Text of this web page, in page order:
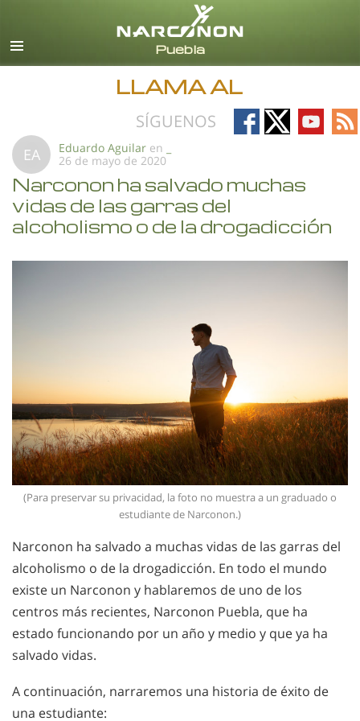
Español
Todas las Regiones/Idiomas
LLAMA AL
SÍGUENOS
Follow
on
Follow
on
Follow
on
on
EA Eduardo Aguilar en
26 de mayo de 2020
Narconon ha salvado muchas
vidas de las garras del
alcoholismo o de la drogadicción
(Para preservar su privacidad, la foto no muestra a un graduado o
estudiante de Narconon.)
Narconon ha salvado a muchas vidas de las garras del
alcoholismo o de la drogadicción. En todo el mundo
existe un Narconon y hablaremos de uno de los
centros más recientes, Narconon Puebla, que ha
estado funcionando por un año y medio y que ya ha
salvado vidas.
A continuación, narraremos una historia de éxito de
una estudiante: